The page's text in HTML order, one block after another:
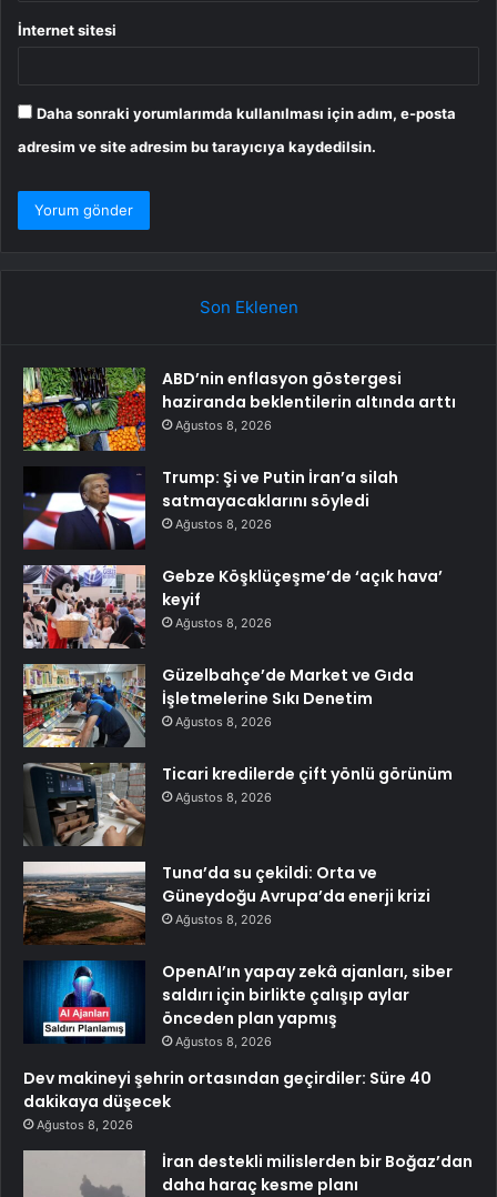
İnternet sitesi
Daha sonraki yorumlarımda kullanılması için adım, e-posta
adresim ve site adresim bu tarayıcıya kaydedilsin.
Son Eklenen
ABD’nin enflasyon göstergesi
haziranda beklentilerin altında arttı
Ağustos 8, 2026
Trump: Şi ve Putin İran’a silah
satmayacaklarını söyledi
Ağustos 8, 2026
Gebze Köşklüçeşme’de ‘açık hava’
keyif
Ağustos 8, 2026
Güzelbahçe’de Market ve Gıda
İşletmelerine Sıkı Denetim
Ağustos 8, 2026
Ticari kredilerde çift yönlü görünüm
Ağustos 8, 2026
Tuna’da su çekildi: Orta ve
Güneydoğu Avrupa’da enerji krizi
Ağustos 8, 2026
OpenAI’ın yapay zekâ ajanları, siber
saldırı için birlikte çalışıp aylar
önceden plan yapmış
Ağustos 8, 2026
Dev makineyi şehrin ortasından geçirdiler: Süre 40
dakikaya düşecek
Ağustos 8, 2026
İran destekli milislerden bir Boğaz’dan
daha haraç kesme planı